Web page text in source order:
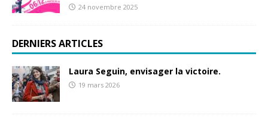
24 novembre 2025
DERNIERS ARTICLES
Laura Seguin, envisager la victoire.
19 mars 2026